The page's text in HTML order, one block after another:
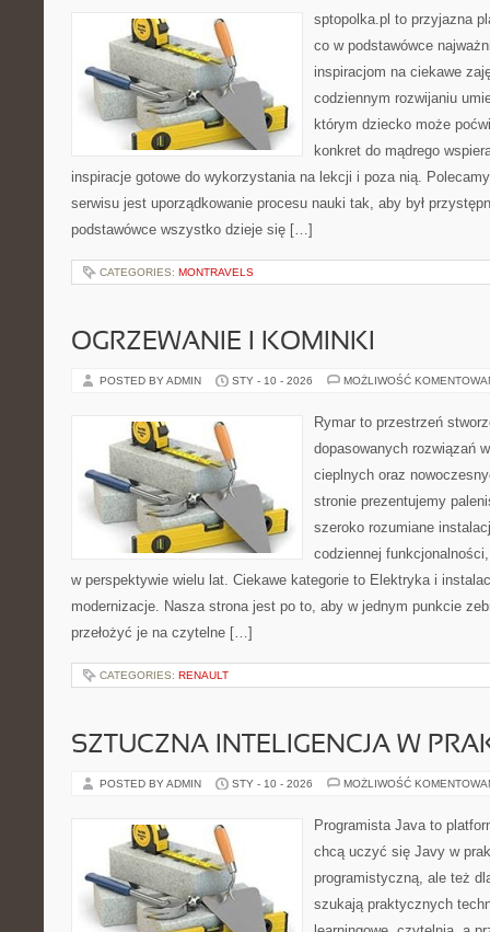
sptopolka.pl to przyjazna
co w podstawówce
inspiracjom na ciekawe
codziennym rozwijaniu
którym dziecko może
konkret do mądrego
inspiracje gotowe do wykorzystania na lekcji i poza nią.
serwisu jest uporządkowanie procesu nauki tak, aby był
podstawówce wszystko dzieje się […]
CATEGORIES: MONTRAVELS
OGRZEWANIE I KOMINKI
POSTED BY ADMIN STY - 10 - 2026 MOŻLIWOŚĆ
Rymar to przestrzeń
dopasowanych rozwiązań
cieplnych oraz
stronie prezentujemy
szeroko rozumiane
codziennej
w perspektywie wielu lat. Ciekawe kategorie to Elektryka i
modernizacje. Nasza strona jest po to, aby w jednym punkcie
przełożyć je na czytelne […]
CATEGORIES: RENAULT
SZTUCZNA INTELIGENCJA W
POSTED BY ADMIN STY - 10 - 2026 MOŻLIWOŚĆ
Programista Java to
chcą uczyć się Javy w
programistyczną, ale też
szukają praktycznych